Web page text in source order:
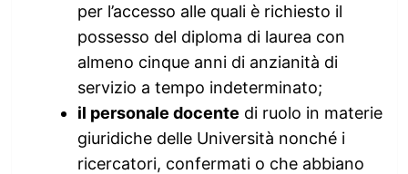
per l’accesso alle quali è richiesto il
possesso del diploma di laurea con
almeno cinque anni di anzianità di
servizio a tempo indeterminato;
il personale docente di ruolo in materie
giuridiche delle Università nonché i
ricercatori, confermati o che abbiano